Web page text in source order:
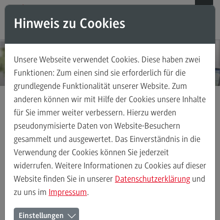
Direkt zum Inhalt
Direkt zum Hauptmenu
Direkt zum Footer
Weiterbildungsangebote für Einzelpersonen
Weiterbildungsangebote für Einzelpersonen
Weiterbildungsarten
FAQ
Kontakt
Weiterbildungsangebote für Unternehmen
Innovations- und Produktmanagement
Innovations- und
Produktmanagement –
Zertifikatsprogramm
Hinweis zu Cookies
Unsere Webseite verwendet Cookies. Diese haben zwei
Funktionen: Zum einen sind sie erforderlich für die
grundlegende Funktionalität unserer Website. Zum
anderen können wir mit Hilfe der Cookies unsere Inhalte
für Sie immer weiter verbessern. Hierzu werden
pseudonymisierte Daten von Website-Besuchern
gesammelt und ausgewertet. Das Einverständnis in die
Verwendung der Cookies können Sie jederzeit
widerrufen. Weitere Informationen zu Cookies auf dieser
Website finden Sie in unserer Datenschutzerklärung und
zu uns im Impressum.
Einstellungen